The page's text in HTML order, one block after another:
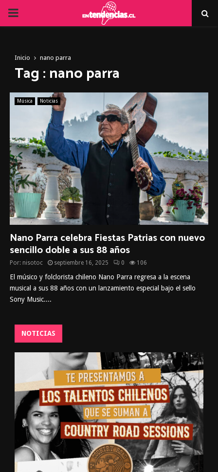
PRIMARY
Inicio nano parra
Tag : nano parra
Música Noticias
Nano Parra celebra Fiestas Patrias con nuevo
sencillo doble a sus 88 años
Por: nisotoc septiembre 16, 2025 0 106
El músico y folclorista chileno Nano Parra regresa a la escena
musical a sus 88 años con un lanzamiento especial bajo el sello
Sony Music....
NOTICIAS